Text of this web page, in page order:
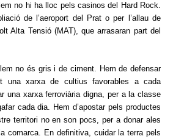
no hi ha lloc pels casinos del Hard Rock.
de l’aeroport del Prat o per l’allau de
Alta Tensió (MAT), que arrasaran part del
no és gris i de ciment. Hem de defensar
una xarxa de cultius favorables a cada
una xarxa ferroviària digna, per a la classe
cada dia. Hem d’apostar pels productes
territori no en son pocs, per a donar ales
comarca. En definitiva, cuidar la terra pels